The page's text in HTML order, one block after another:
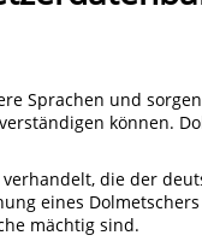
Sprachen und
können.
die der
eines
mächtig sind.